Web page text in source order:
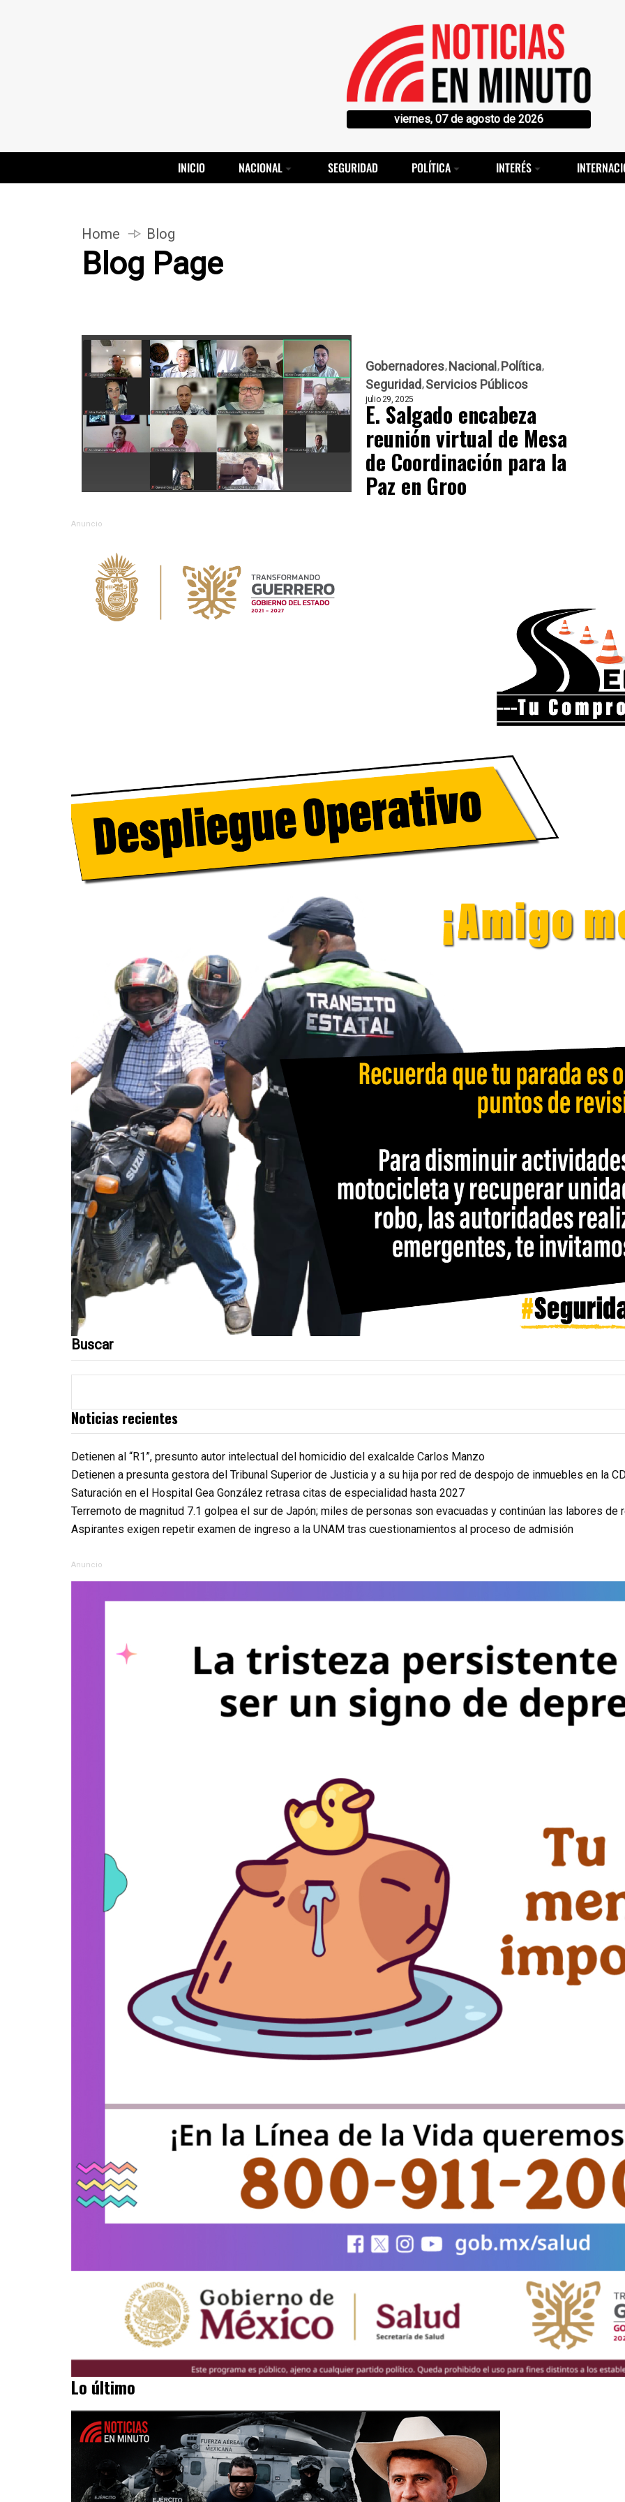
viernes, 07 de agosto de 2026
INICIO NACIONAL SEGURIDAD POLÍTICA INTERÉS
Home Blog
Blog Page
Gobernadores Nacional Política
Seguridad Servicios Públicos
julio 29, 2025
E. Salgado encabeza
reunión virtual de Mesa
de Coordinación para la
Paz en Groo
Anuncio
Buscar
Noticias recientes
Detienen al “R1”, presunto autor intelectual del homicidio del exalcalde Carlos Manzo
Detienen a presunta gestora del Tribunal Superior de Justicia y a su hija por red de despojo de inmuebles en la
Saturación en el Hospital Gea González retrasa citas de especialidad hasta 2027
Terremoto de magnitud 7.1 golpea el sur de Japón; miles de personas son evacuadas y continúan las labores de
Aspirantes exigen repetir examen de ingreso a la UNAM tras cuestionamientos al proceso de admisión
Anuncio
Lo último